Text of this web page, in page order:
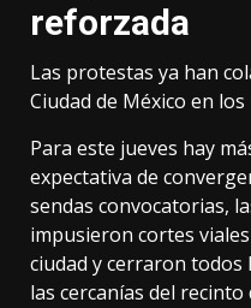
reforzada
Las protestas ya han
Ciudad de México en
Para este jueves hay
expectativa de
sendas convocatorias,
impusieron cortes
ciudad y cerraron todos
las cercanías del